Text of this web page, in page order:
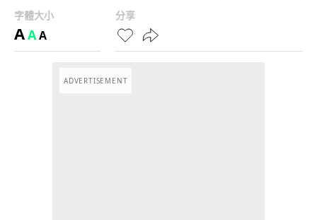
字體大小
AAA
分享
ADVERTISEMENT